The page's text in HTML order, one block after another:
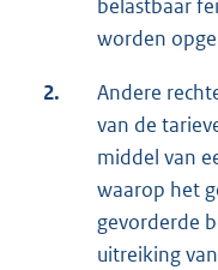
belastbaar
worden
2.
Andere
van de
middel van
waarop het
gevorderde
uitreiking